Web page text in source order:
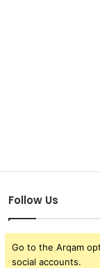
Follow Us
Go to the Arqam
social accounts.